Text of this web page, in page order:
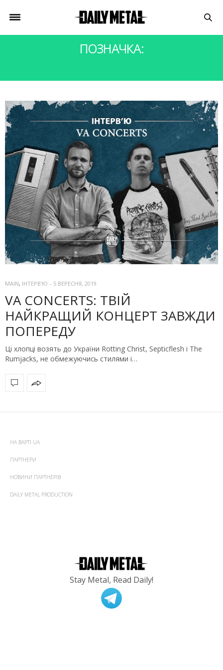
ПОЗНАЧКА:
MAIN, ІНТЕРВ'Ю - 5 ВЕРЕСНЯ, 2019
VA CONCERTS: ТВІЙ
НАЙКРАЩИЙ КОНЦЕРТ ЗАВЖДИ
ПОПЕРЕДУ
Ці хлопці возять до України Rotting Christ, Septicflesh і The
Rumjacks, не обмежуючись стилями і…
НА ВАРТІ UA
ПАРТНЕРИ
НОВИНИ ПАРТНЕРІВ
DAILY METAL PRODUCTION
Stay Metal, Read Daily!